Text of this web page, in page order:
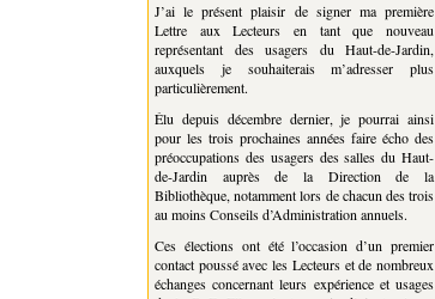
J’ai le présent plaisir de signer ma première
Lettre aux Lecteurs en tant que nouveau
représentant des usagers du Haut-de-Jardin,
auxquels je souhaiterais m’adresser plus
particulièrement.
Élu depuis décembre dernier, je pourrai ainsi
pour les trois prochaines années faire écho des
préoccupations des usagers des salles du Haut-
de-Jardin auprès de la Direction de la
Bibliothèque, notamment lors de chacun des trois
au moins Conseils d’Administration annuels.
Ces élections ont été l’occasion d’un premier
contact poussé avec les Lecteurs et de nombreux
échanges concernant leurs expérience et usages